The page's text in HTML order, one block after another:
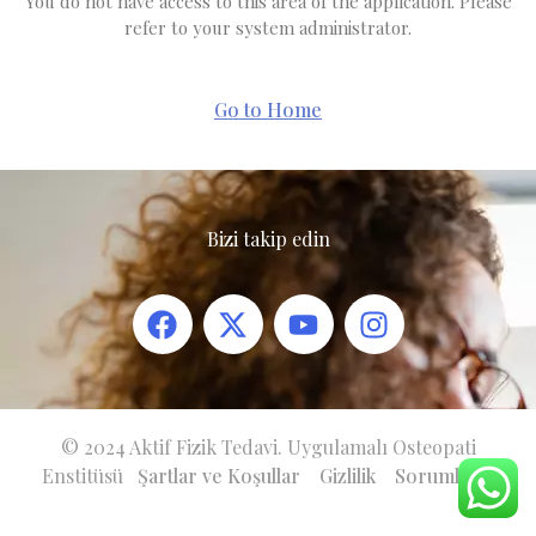
refer to your system administrator.
Go to Home
Bizi takip edin
© 2024 Aktif Fizik Tedavi. Uygulamalı Osteopati
Enstitüsü Şartlar ve Koşullar Gizlilik Sorumluluk